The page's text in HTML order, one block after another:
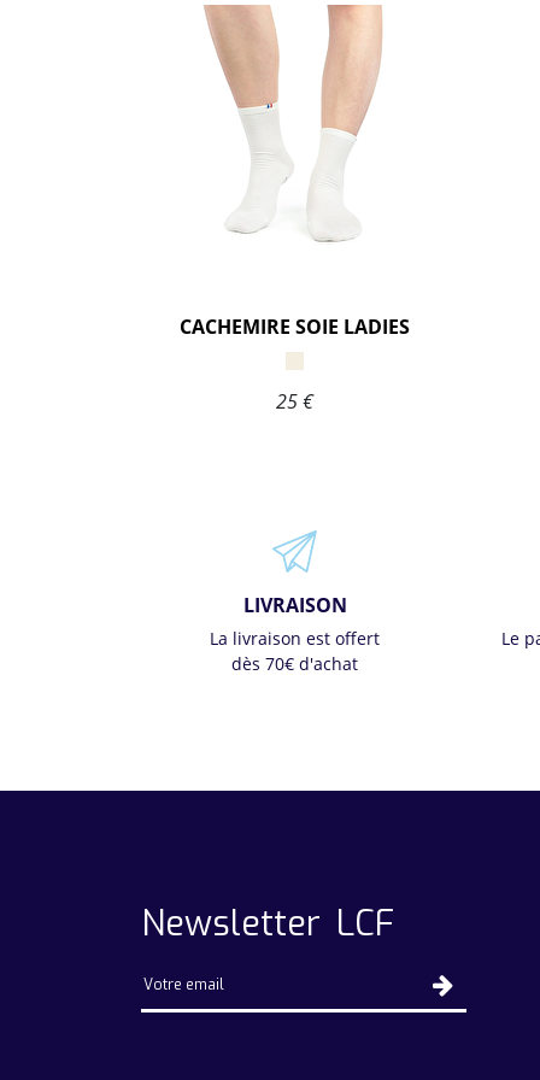
CACHEMIRE SOIE LADIES
25 €
LIVRAISON
La livraison est offert
dès 70€ d'achat
Le
Newsletter LCF